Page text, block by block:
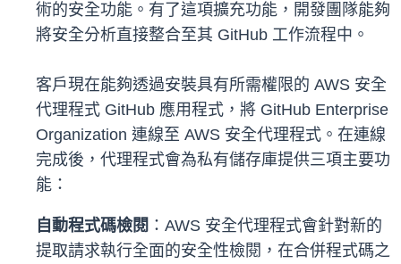
術的安全功能。有了這項擴充功能，開發團隊能夠
將安全分析直接整合至其 GitHub 工作流程中。
客戶現在能夠透過安裝具有所需權限的 AWS 安全
代理程式 GitHub 應用程式，將 GitHub Enterprise
Organization 連線至 AWS 安全代理程式。在連線
完成後，代理程式會為私有儲存庫提供三項主要功
能：
自動程式碼檢閱 ：AWS 安全代理程式會針對新的
提取請求執行全面的安全性檢閱，在合併程式碼之